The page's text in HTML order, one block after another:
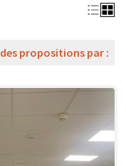
propositions par :